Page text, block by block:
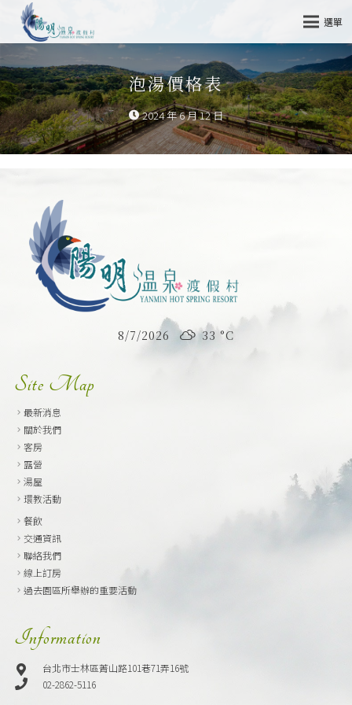
選單
泡湯價格表
2024 年 6 月 12 日
8/7/2026 33 °C
Site Map
最新消息
關於我們
客房
露營
湯屋
環教活動
餐飲
交通資訊
聯絡我們
線上訂房
過去園區所舉辦的重要活動
Information
台北市士林區菁山路101巷71弄16號
02-2862-5116